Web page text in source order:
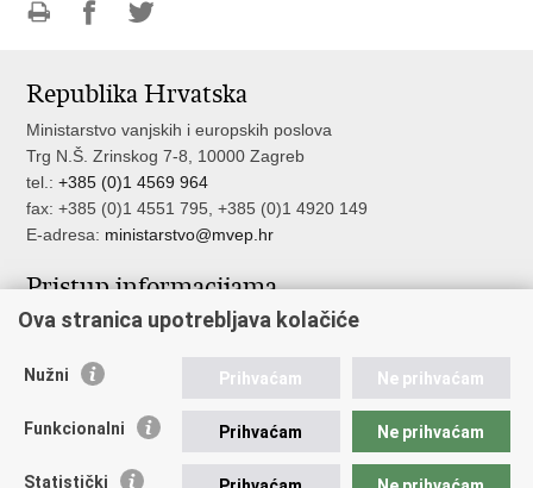
Facebooku
Twitteru
Republika Hrvatska
Ministarstvo vanjskih i europskih poslova
Trg N.Š. Zrinskog 7-8, 10000 Zagreb
tel.:+385 (0)1 4569 964
fax: +385 (0)1 4551 795, +385 (0)1 4920 149
E-adresa: ministarstvo@mvep.hr
Pristup informacijama
Pristup informacijama
Nepravilnosti
Ova stranica upotrebljava kolačiće
Nužni Prihvaćam Ne prihvaćam
Funkcionalni Prihvaćam Ne prihvaćam
Statistički